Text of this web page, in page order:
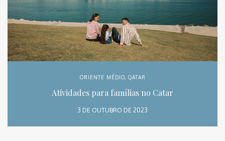
ORIENTE MÉDIO, QATAR
Atividades para famílias no Catar
3 DE OUTUBRO DE 2023